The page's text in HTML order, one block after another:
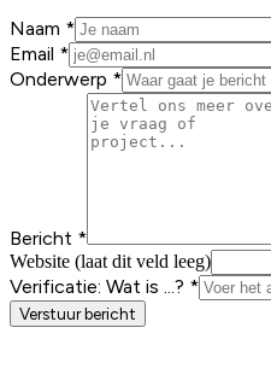
Naam *
Email *
Onderwerp *
Bericht *
Website (laat dit veld leeg)
Verificatie: Wat is ...? *
Verstuur bericht